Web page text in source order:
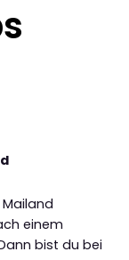
einem
bist du bei